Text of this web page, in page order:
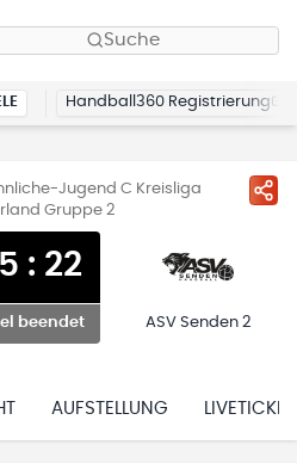
Suche
Handball360 Registrierung
Jugend C Kreisliga
Gruppe 2
: 22
beendet ASV Senden 2
AUFSTELLUNG LIVETICKER